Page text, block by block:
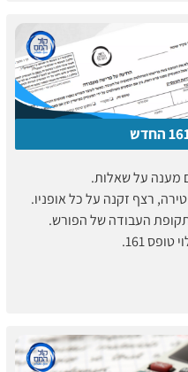
רצף זקנה על כל אופניו.
העבודה של הפורש.
161.